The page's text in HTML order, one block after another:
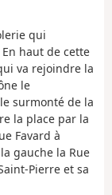
qui
haut de cette
va rejoindre la
le
surmonté de la
la place par la
Favard à
gauche la Rue
Pierre et sa